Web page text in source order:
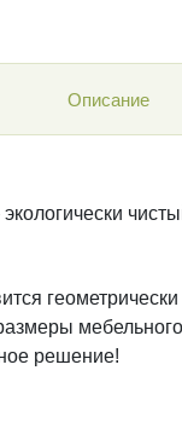
Описание
решение!